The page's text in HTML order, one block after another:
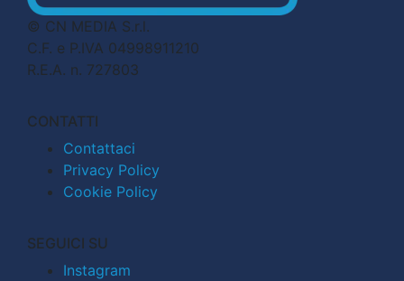
© CN MEDIA S.r.l.
C.F. e P.IVA 04998911210
R.E.A. n. 727803
CONTATTI
Contattaci
Privacy Policy
Cookie Policy
SEGUICI SU
Instagram